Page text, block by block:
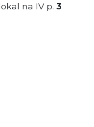
na IV p. 3